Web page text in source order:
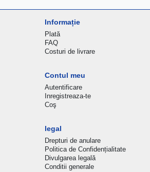
Informație
Plată
FAQ
Costuri de livrare
Contul meu
Autentificare
Inregistreaza-te
Coş
legal
Drepturi de anulare
Politica de Confidențialitate
Divulgarea legală
Conditii generale